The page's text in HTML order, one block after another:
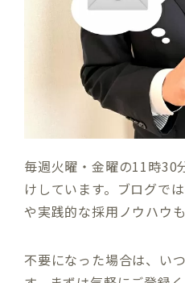
毎週火曜・金曜の11時30
けしています。ブログで
や実践的な採用ノウハウ
不要になった場合は、い